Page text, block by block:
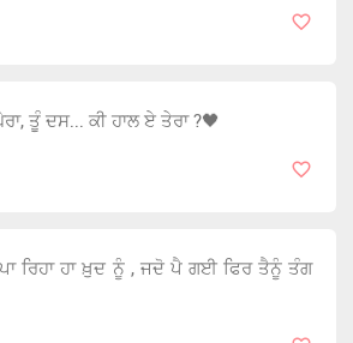
ਤੂੰ ਦਸ... ਕੀ ਹਾਲ ਏ ਤੇਰਾ ?🖤
ਰਿਹਾ ਹਾ ਖ਼ੁਦ ਨੂੰ , ਜਦੋ ਪੈ ਗਈ ਫਿਰ ਤੈਨੂੰ ਤੰਗ